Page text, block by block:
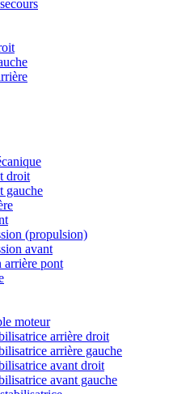
droit
gauche
(propulsion)
avant
arrière pont
moteur
arrière droit
arrière gauche
avant droit
avant gauche